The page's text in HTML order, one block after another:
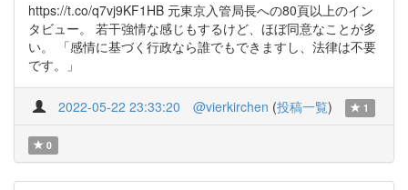
https://t.co/q7vj9KF1HB 元東京入管局長への80頁以上のイン
タビュー。 若干強情な感じもするけど、ほぼ同意なことが多
い。 「感情に基づく行政なら誰でもできますし、法律は不要
です。」
2022-05-22 23:33:20 @vierkirchen (投稿一覧) 1
0